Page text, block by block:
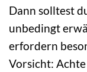
Dann solltest
unbedingt
erfordern
Vorsicht: